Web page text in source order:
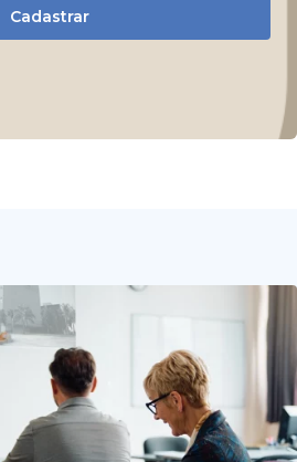
Cadastrar